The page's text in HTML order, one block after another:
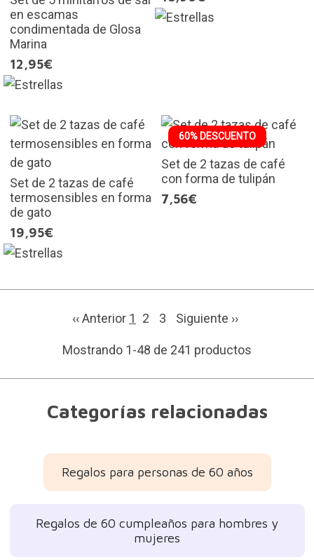
en escamas
condimentada de Glosa
Marina
12,95€
Set de 2 tazas de café
termosensibles en forma
de gato
19,95€
60% DESCUENTO
Set de 2 tazas de café
con forma de tulipán
7,56€
‹‹ Anterior 1 2 3 Siguiente ››
Mostrando 1-48 de 241 productos
Categorías relacionadas
Regalos para personas de 60 años
Regalos de 60 cumpleaños para hombres y
mujeres